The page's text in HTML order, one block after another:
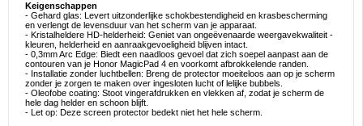
Keigenschappen
- Gehard glas: Levert uitzonderlijke schokbestendigheid en krasbescherming
en verlengt de levensduur van het scherm van je apparaat.
- Kristalheldere HD-helderheid: Geniet van ongeëvenaarde weergavekwaliteit -
kleuren, helderheid en aanraakgevoeligheid blijven intact.
- 0,3mm Arc Edge: Biedt een naadloos gevoel dat zich soepel aanpast aan de
contouren van je Honor MagicPad 4 en voorkomt afbrokkelende randen.
- Installatie zonder luchtbellen: Breng de protector moeiteloos aan op je scherm
zonder je zorgen te maken over ingesloten lucht of lelijke bubbels.
- Oleofobe coating: Stoot vingerafdrukken en vlekken af, zodat je scherm de
hele dag helder en schoon blijft.
- Let op: Deze screen protector bedekt niet het hele scherm.